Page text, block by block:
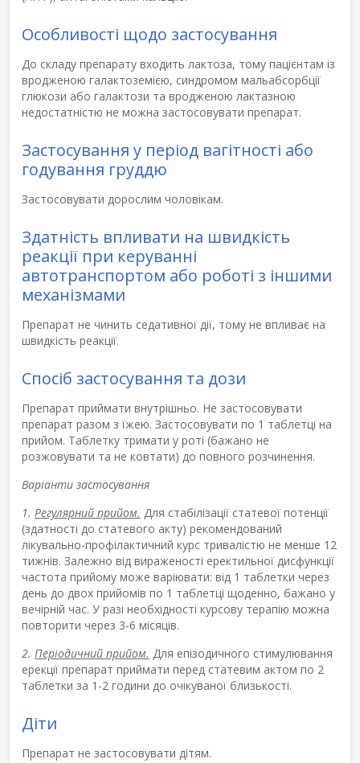
Особливості щодо застосування
До складу препарату входить лактоза, тому пацієнтам із
вродженою галактоземією, синдромом мальабсорбції
глюкози або галактози та вродженою лактазною
недостатністю не можна застосовувати препарат.
Застосування у період вагітності або
годування груддю
Застосовувати дорослим чоловікам.
Здатність впливати на швидкість
реакції при керуванні
автотранспортом або роботі з іншими
механізмами
Препарат не чинить седативної дії, тому не впливає на
швидкість реакції.
Спосіб застосування та дози
Препарат приймати внутрішньо. Не застосовувати
препарат разом з їжею. Застосовувати по 1 таблетці на
прийом. Таблетку тримати у роті (бажано не
розжовувати та не ковтати) до повного розчинення.
Варіанти застосування
1. Регулярний прийом. Для стабілізації статевої потенції
(здатності до статевого акту) рекомендований
лікувально-профілактичний курс тривалістю не менше 12
тижнів. Залежно від вираженості еректильної дисфункції
частота прийому може варіювати: від 1 таблетки через
день до двох прийомів по 1 таблетці щоденно, бажано у
вечірній час. У разі необхідності курсову терапію можна
повторити через 3-6 місяців.
2. Періодичний прийом. Для епізодичного стимулювання
ерекції препарат приймати перед статевим актом по 2
таблетки за 1-2 години до очікуваної близькості.
Діти
Препарат не застосовувати дітям.